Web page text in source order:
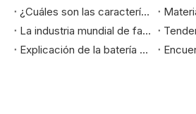
¿Cuáles son las características de las bicicletas de alto estándar exportadas a los mercados europeo y americano?
La industria mundial de fabricación de bicicletas: evolución y tendencias futuras
Explicación de la batería y el sistema de alimentación de la bicicleta eléctrica Fat Tire: cómo ofrecen un largo alcance y una alta eficiencia